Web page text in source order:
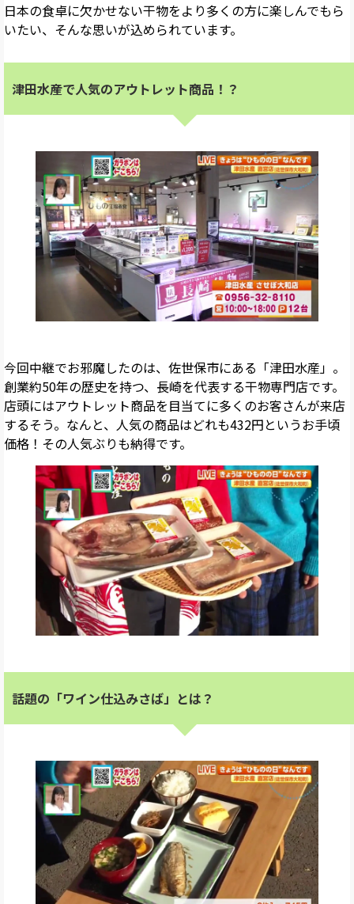
日本の食卓に欠かせない干物をより多くの方に楽しんでもら
いたい、そんな思いが込められています。
津田水産で人気のアウトレット商品！？
今回中継でお邪魔したのは、佐世保市にある「津田水産」。
創業約50年の歴史を持つ、長崎を代表する干物専門店です。
店頭にはアウトレット商品を目当てに多くのお客さんが来店
するそう。なんと、人気の商品はどれも432円というお手頃
価格！その人気ぶりも納得です。
話題の「ワイン仕込みさば」とは？